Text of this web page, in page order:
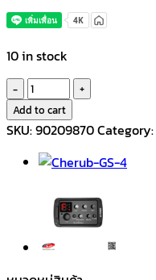
10 in stock
D&J
ปรี
แอมป์
โปร่ง
TEQ-
quantity
Add to cart
SKU:90209870Category: